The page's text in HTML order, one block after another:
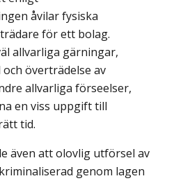
åvilar fysiska
för ett bolag.
allvarliga gärningar,
överträdelse av
allvarliga förseelser,
en viss uppgift till
tid.
även att olovlig utförsel av
genom lagen